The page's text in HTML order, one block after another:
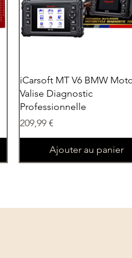
Aperçu rapide
iCarsoft MT V6 BMW
Valise Diagnostic
Professionnelle
Prix
209,99 €
Ajouter au panier